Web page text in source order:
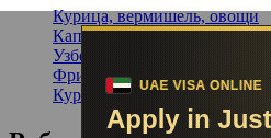
Курица, вермишель, овощи
Капустная запеканка
Узбекский плов
Фрикадельки в томатном
Курица, запеченная в